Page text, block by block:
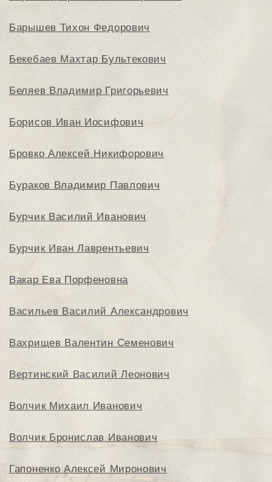
Барышев Тихон Федорович
Бекебаев Махтар Бультекович
Беляев Владимир Григорьевич
Борисов Иван Иосифович
Бровко Алексей Никифорович
Бураков Владимир Павлович
Бурчик Василий Иванович
Бурчик Иван Лаврентьевич
Вакар Ева Порфеновна
Васильев Василий Александрович
Вахрищев Валентин Семенович
Вертинский Василий Леонович
Волчик Михаил Иванович
Волчик Бронислав Иванович
Гапоненко Алексей Миронович